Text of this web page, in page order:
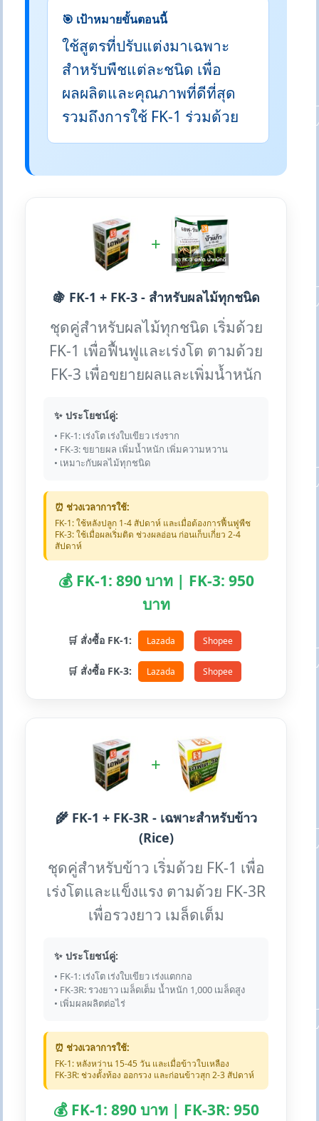
🎯 เป้าหมายขั้นตอนนี้
ใช้สูตรที่ปรับแต่งมาเฉพาะ
สำหรับพืชแต่ละชนิด เพื่อ
ผลผลิตและคุณภาพที่ดีที่สุด
รวมถึงการใช้ FK-1 ร่วมด้วย
+
🍇 FK-1 + FK-3 - สำหรับผลไม้ทุกชนิด
ชุดคู่สำหรับผลไม้ทุกชนิด เริ่มด้วย
FK-1 เพื่อฟื้นฟูและเร่งโต ตามด้วย
FK-3 เพื่อขยายผลและเพิ่มน้ำหนัก
✨ ประโยชน์คู่:
• FK-1: เร่งโต เร่งใบเขียว เร่งราก
• FK-3: ขยายผล เพิ่มน้ำหนัก เพิ่มความหวาน
• เหมาะกับผลไม้ทุกชนิด
⏰ ช่วงเวลาการใช้:
FK-1: ใช้หลังปลูก 1-4 สัปดาห์ และเมื่อต้องการฟื้นฟูพืช
FK-3: ใช้เมื่อผลเริ่มติด ช่วงผลอ่อน ก่อนเก็บเกี่ยว 2-4
สัปดาห์
💰 FK-1: 890 บาท | FK-3: 950
บาท
🛒 สั่งซื้อ FK-1: Lazada Shopee
🛒 สั่งซื้อ FK-3: Lazada Shopee
+
🌾 FK-1 + FK-3R - เฉพาะสำหรับข้าว
(Rice)
ชุดคู่สำหรับข้าว เริ่มด้วย FK-1 เพื่อ
เร่งโตและแข็งแรง ตามด้วย FK-3R
เพื่อรวงยาว เมล็ดเต็ม
✨ ประโยชน์คู่:
• FK-1: เร่งโต เร่งใบเขียว เร่งแตกกอ
• FK-3R: รวงยาว เมล็ดเต็ม น้ำหนัก 1,000 เมล็ดสูง
• เพิ่มผลผลิตต่อไร่
⏰ ช่วงเวลาการใช้:
FK-1: หลังหว่าน 15-45 วัน และเมื่อข้าวใบเหลือง
FK-3R: ช่วงตั้งท้อง ออกรวง และก่อนข้าวสุก 2-3 สัปดาห์
💰 FK-1: 890 บาท | FK-3R: 950